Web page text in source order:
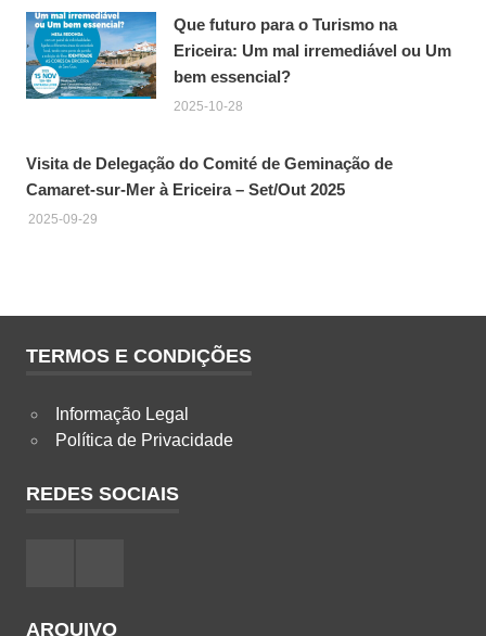
Que futuro para o Turismo na
Ericeira: Um mal irremediável ou Um
bem essencial?
2025-10-28
Visita de Delegação do Comité de Geminação de
Camaret-sur-Mer à Ericeira – Set/Out 2025
2025-09-29
TERMOS E CONDIÇÕES
Informação Legal
Política de Privacidade
REDES SOCIAIS
ARQUIVO